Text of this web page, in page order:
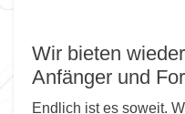
Wir bieten
Anfänger und
Endlich ist es soweit.